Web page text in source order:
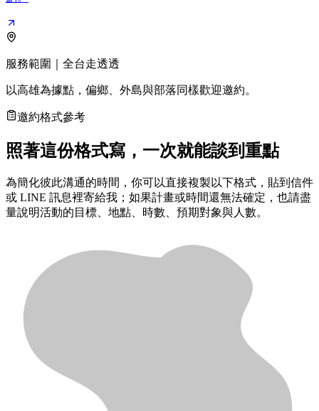
服務範圍｜全台走透透
以高雄為據點，偏鄉、外島與部落同樣歡迎邀約。
邀約格式參考
照著這份格式寫，一次就能談到重點
為簡化彼此溝通的時間，你可以直接複製以下格式，貼到信件
或 LINE 訊息裡寄給我；如果計畫或時間還無法確定，也請盡
量說明活動的目標、地點、時數、預期對象與人數。